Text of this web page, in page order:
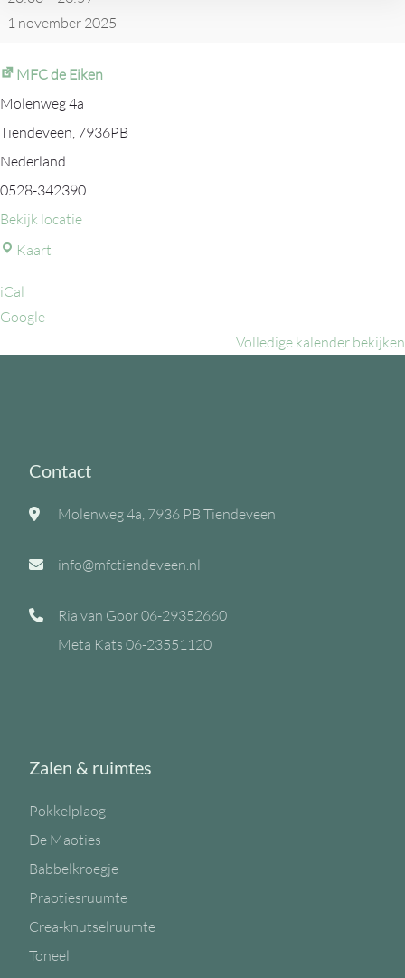
jaar1 november 2025
MFC de Eiken
Molenweg 4a
Tiendeveen, 7936PB
Nederland
0528-342390
Bekijk locatie
Kaart
iCal
Google
Volledige kalender bekijken
Contact
Molenweg 4a, 7936 PB Tiendeveen
info@mfctiendeveen.nl
Ria van Goor06-29352660
Meta Kats 06-23551120
Zalen & ruimtes
Pokkelplaog
De Maoties
Babbelkroegje
Praotiesruumte
Crea-knutselruumte
Toneel